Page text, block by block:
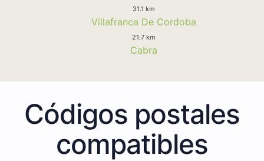
31.1 km
Villafranca De Cordoba
21.7 km
Cabra
Códigos postales
compatibles